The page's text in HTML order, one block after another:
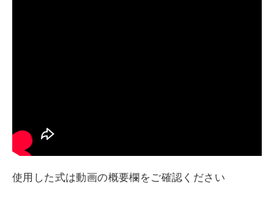
使用した式は動画の概要欄をご確認ください